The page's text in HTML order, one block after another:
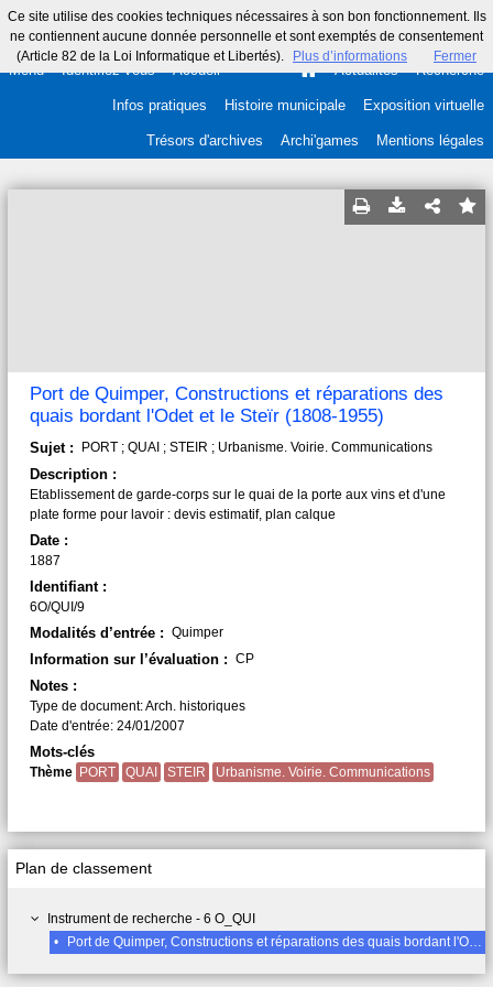
Ce site utilise des cookies techniques nécessaires à son bon fonctionnement. Ils
ne contiennent aucune donnée personnelle et sont exemptés de consentement
(Article 82 de la Loi Informatique et Libertés).
Plus d’informations Fermer
Menu Identifiez-vous Accueil Actualités Recherche
Infos pratiques Histoire municipale Exposition virtuelle
Trésors d'archives Archi'games Mentions légales
Plan de classement
Instrument de recherche - 6 O_QUI
•
Port de Quimper, Constructions et réparations des quais bordant l'Odet et le Steïr (1808-1955)
Port de Quimper, Constructions et réparations des
quais bordant l'Odet et le Steïr (1808-1955)
Sujet : PORT ; QUAI ; STEIR ; Urbanisme. Voirie. Communications
Description :
Etablissement de garde-corps sur le quai de la porte aux vins et d'une
plate forme pour lavoir : devis estimatif, plan calque
Date :
1887
Identifiant :
6O/QUI/9
Modalités d’entrée : Quimper
Information sur l’évaluation : CP
Notes :
Type de document: Arch. historiques
Date d'entrée: 24/01/2007
Mots-clés
Thème PORT QUAI STEIR Urbanisme. Voirie. Communications